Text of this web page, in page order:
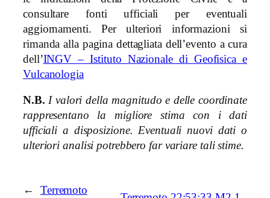
consultare fonti ufficiali per eventuali
aggiornamenti. Per ulteriori informazioni si
rimanda alla pagina dettagliata dell’evento a cura
dell’INGV – Istituto Nazionale di Geofisica e
Vulcanologia
N.B. I valori della magnitudo e delle coordinate
rappresentano la migliore stima con i dati
ufficiali a disposizione. Eventuali nuovi dati o
ulteriori analisi potrebbero far variare tali stime.
←
Terremoto